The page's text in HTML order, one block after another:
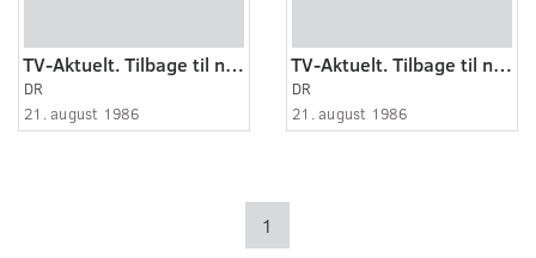
TV-Aktuelt. Tilbage til naturen.
DR
21. august 1986
TV-Aktuelt. Tilbage til naturen.
DR
21. august 1986
1